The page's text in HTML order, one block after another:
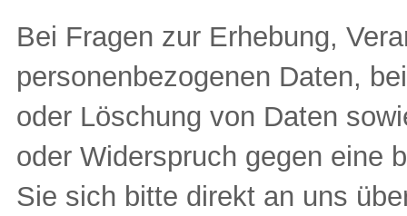
Bei Fragen zur Erhebung,
personenbezogenen Daten,
oder Löschung von Daten
oder Widerspruch gegen eine
Sie sich bitte direkt an uns